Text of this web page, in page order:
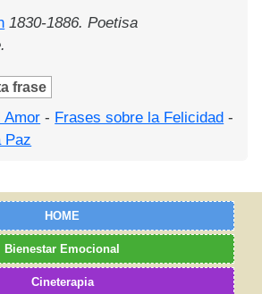
1830-1886. Poetisa
frase
Amor - Frases sobre la Felicidad -
Paz
HOME
Bienestar Emocional
Cineterapia